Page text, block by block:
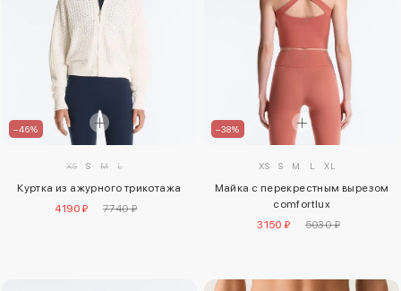
–46%
XS S M L
Куртка из ажурного трикотажа
4190 ₽
7740 ₽
–38%
XS S M L XL
Майка с перекрестным вырезом
comfortlux
3150 ₽
5030 ₽